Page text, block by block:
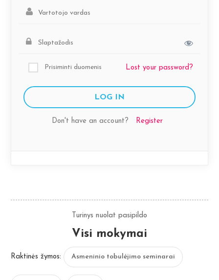
Prisiminti duomenis Lost your password?
Don't have an account? Register
Turinys nuolat pasipildo
Visi mokymai
Raktinės žymos: Asmeninio tobulėjimo seminarai